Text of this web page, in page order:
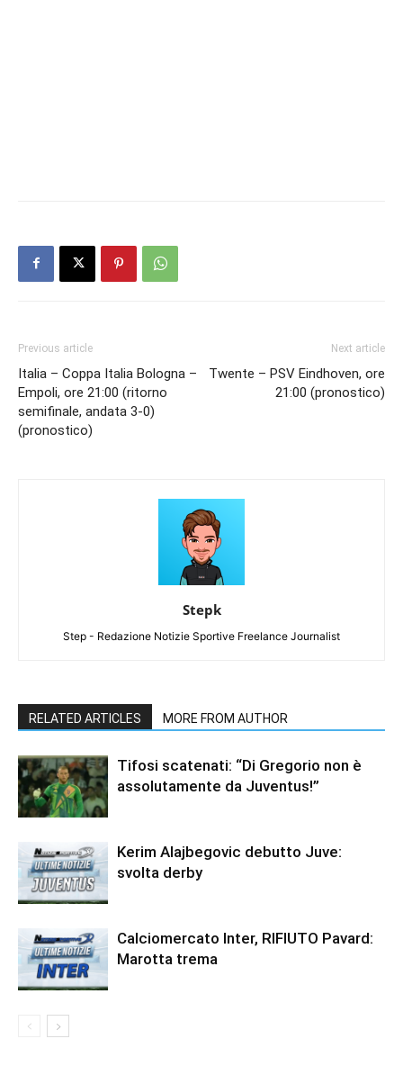
Previous article
Italia – Coppa Italia Bologna –
Empoli, ore 21:00 (ritorno
semifinale, andata 3-0)
(pronostico)
Next article
Twente – PSV Eindhoven, ore
21:00 (pronostico)
Stepk
Step - Redazione Notizie Sportive Freelance Journalist
RELATED ARTICLES MORE FROM AUTHOR
Tifosi scatenati: “Di Gregorio non è
assolutamente da Juventus!”
Kerim Alajbegovic debutto Juve:
svolta derby
Calciomercato Inter, RIFIUTO Pavard:
Marotta trema